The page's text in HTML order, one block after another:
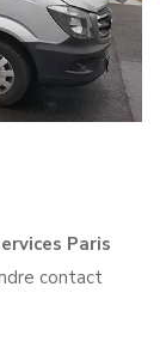
Paris
contact